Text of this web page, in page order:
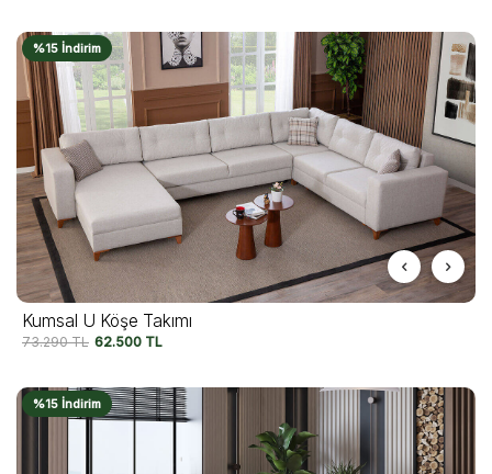
%15 İndirim
Kumsal U Köşe Takımı
73.290TL 62.500 TL
%15 İndirim